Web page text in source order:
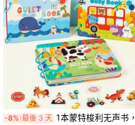
-8% 最後 3 天 1本蒙特梭利无声书，适合儿童 - 学前学习活动书 - 感官玩具 - 幼儿园教育玩具，适合儿童、学校、学生、文具、学习用品